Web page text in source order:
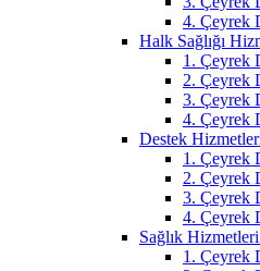
4. Çeyrek
Halk Sağlığı
1. Çeyrek
2. Çeyrek
3. Çeyrek
4. Çeyrek
Destek
1. Çeyrek
2. Çeyrek
3. Çeyrek
4. Çeyrek
Sağlık Hizmetleri
1. Çeyrek